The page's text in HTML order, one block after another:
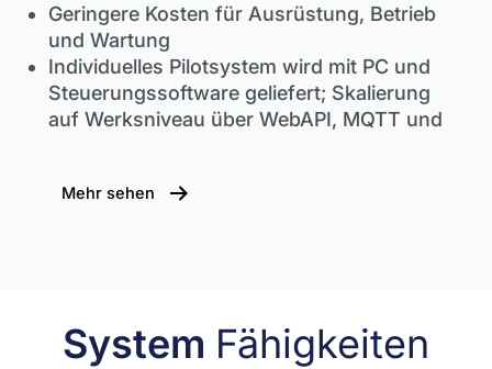
Geringere Kosten für Ausrüstung, Betrieb
und Wartung
Individuelles Pilotsystem wird mit PC und
Steuerungssoftware geliefert; Skalierung
auf Werksniveau über WebAPI, MQTT und
Mehr sehen
System Fähigkeiten